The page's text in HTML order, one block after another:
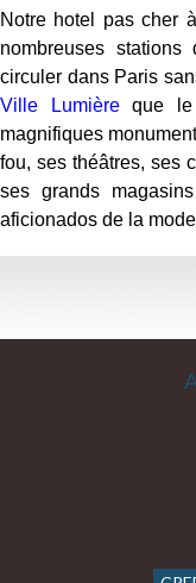
Notre hotel pas cher
nombreuses
circuler dans Paris
Ville Lumièreque le
magnifiques
fou, ses théâtres, ses
ses grands
aficionados de la